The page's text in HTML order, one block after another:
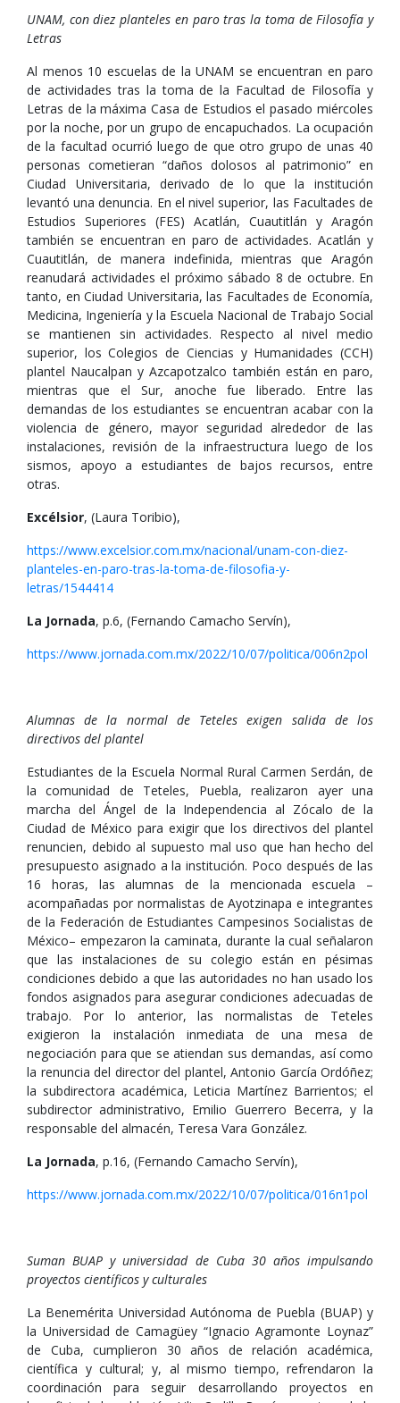
UNAM, con diez planteles en paro tras la toma de Filosofía y
Letras
Al menos 10 escuelas de la UNAM se encuentran en paro
de actividades tras la toma de la Facultad de Filosofía y
Letras de la máxima Casa de Estudios el pasado miércoles
por la noche, por un grupo de encapuchados. La ocupación
de la facultad ocurrió luego de que otro grupo de unas 40
personas cometieran “daños dolosos al patrimonio” en
Ciudad Universitaria, derivado de lo que la institución
levantó una denuncia. En el nivel superior, las Facultades de
Estudios Superiores (FES) Acatlán, Cuautitlán y Aragón
también se encuentran en paro de actividades. Acatlán y
Cuautitlán, de manera indefinida, mientras que Aragón
reanudará actividades el próximo sábado 8 de octubre. En
tanto, en Ciudad Universitaria, las Facultades de Economía,
Medicina, Ingeniería y la Escuela Nacional de Trabajo Social
se mantienen sin actividades. Respecto al nivel medio
superior, los Colegios de Ciencias y Humanidades (CCH)
plantel Naucalpan y Azcapotzalco también están en paro,
mientras que el Sur, anoche fue liberado. Entre las
demandas de los estudiantes se encuentran acabar con la
violencia de género, mayor seguridad alrededor de las
instalaciones, revisión de la infraestructura luego de los
sismos, apoyo a estudiantes de bajos recursos, entre
otras.
Excélsior, (Laura Toribio),
https://www.excelsior.com.mx/nacional/unam-con-diez-
planteles-en-paro-tras-la-toma-de-filosofia-y-
letras/1544414
La Jornada, p.6, (Fernando Camacho Servín),
https://www.jornada.com.mx/2022/10/07/politica/006n2pol
Alumnas de la normal de Teteles exigen salida de los
directivos del plantel
Estudiantes de la Escuela Normal Rural Carmen Serdán, de
la comunidad de Teteles, Puebla, realizaron ayer una
marcha del Ángel de la Independencia al Zócalo de la
Ciudad de México para exigir que los directivos del plantel
renuncien, debido al supuesto mal uso que han hecho del
presupuesto asignado a la institución. Poco después de las
16 horas, las alumnas de la mencionada escuela –
acompañadas por normalistas de Ayotzinapa e integrantes
de la Federación de Estudiantes Campesinos Socialistas de
México– empezaron la caminata, durante la cual señalaron
que las instalaciones de su colegio están en pésimas
condiciones debido a que las autoridades no han usado los
fondos asignados para asegurar condiciones adecuadas de
trabajo. Por lo anterior, las normalistas de Teteles
exigieron la instalación inmediata de una mesa de
negociación para que se atiendan sus demandas, así como
la renuncia del director del plantel, Antonio García Ordóñez;
la subdirectora académica, Leticia Martínez Barrientos; el
subdirector administrativo, Emilio Guerrero Becerra, y la
responsable del almacén, Teresa Vara González.
La Jornada, p.16, (Fernando Camacho Servín),
https://www.jornada.com.mx/2022/10/07/politica/016n1pol
Suman BUAP y universidad de Cuba 30 años impulsando
proyectos científicos y culturales
La Benemérita Universidad Autónoma de Puebla (BUAP) y
la Universidad de Camagüey “Ignacio Agramonte Loynaz”
de Cuba, cumplieron 30 años de relación académica,
científica y cultural; y, al mismo tiempo, refrendaron la
coordinación para seguir desarrollando proyectos en